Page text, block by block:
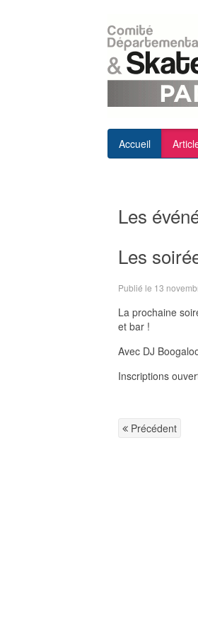
Accueil
Les
Les
Publié le 13
La prochaine
et bar !
Avec DJ
Inscriptions
Précédent